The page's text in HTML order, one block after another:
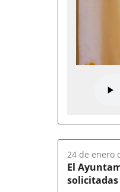
Fecha
del
audio:
24 de enero
El